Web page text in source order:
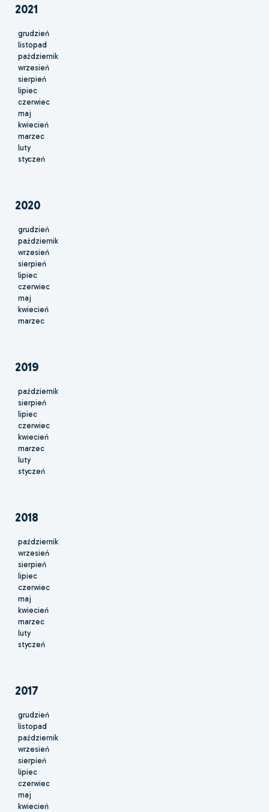
2021
grudzień
listopad
październik
wrzesień
sierpień
lipiec
czerwiec
maj
kwiecień
marzec
luty
styczeń
2020
grudzień
październik
wrzesień
sierpień
lipiec
czerwiec
maj
kwiecień
marzec
2019
październik
sierpień
lipiec
czerwiec
kwiecień
marzec
luty
styczeń
2018
październik
wrzesień
sierpień
lipiec
czerwiec
maj
kwiecień
marzec
luty
styczeń
2017
grudzień
listopad
październik
wrzesień
sierpień
lipiec
czerwiec
maj
kwiecień